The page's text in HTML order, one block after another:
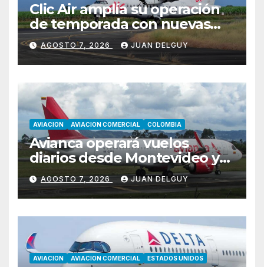
Clic Air amplía su operación
de temporada con nuevas
rutas hacia Cartagena y Tolú
AGOSTO 7, 2026 JUAN DELGUY
AVIACION AVIACION COMERCIAL COLOMBIA
Avianca operará vuelos
diarios desde Montevideo y
Asunción hacia Bogotá
AGOSTO 7, 2026 JUAN DELGUY
AVIACION AVIACION COMERCIAL ESTADOS UNIDOS